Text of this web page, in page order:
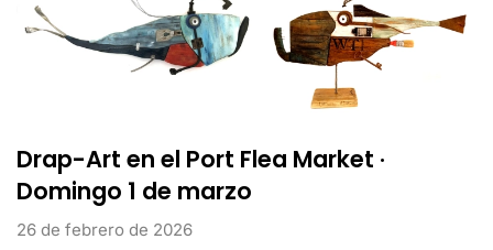
Drap-Art en el Port Flea Market ·
Domingo 1 de marzo
26 de febrero de 2026